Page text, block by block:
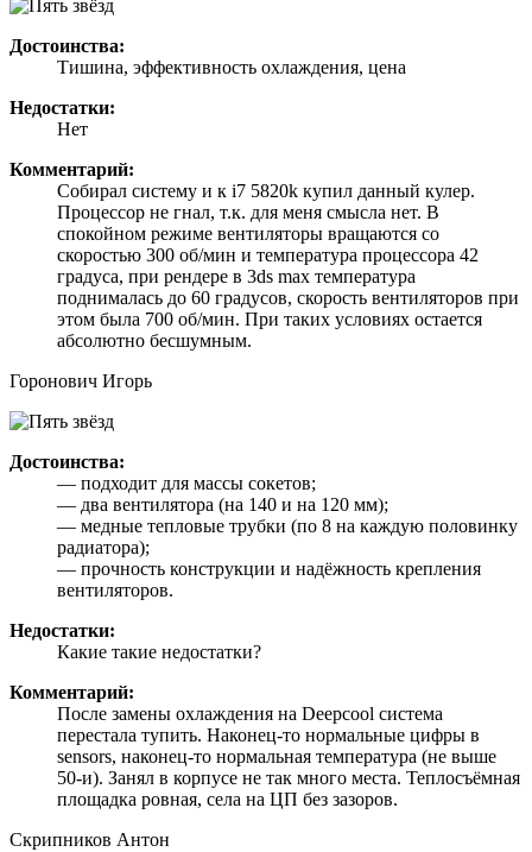
Достоинства:
Тишина, эффективность охлаждения, цена
Недостатки:
Нет
Комментарий:
Собирал систему и к i7 5820k купил данный кулер.
Процессор не гнал, т.к. для меня смысла нет. В
спокойном режиме вентиляторы вращаются со
скоростью 300 об/мин и температура процессора 42
градуса, при рендере в 3ds max температура
поднималась до 60 градусов, скорость вентиляторов при
этом была 700 об/мин. При таких условиях остается
абсолютно бесшумным.
Горонович Игорь
Достоинства:
— подходит для массы сокетов;
— два вентилятора (на 140 и на 120 мм);
— медные тепловые трубки (по 8 на каждую половинку
радиатора);
— прочность конструкции и надёжность крепления
вентиляторов.
Недостатки:
Какие такие недостатки?
Комментарий:
После замены охлаждения на Deepcool система
перестала тупить. Наконец-то нормальные цифры в
sensors, наконец-то нормальная температура (не выше
50-и). Занял в корпусе не так много места. Теплосъёмная
площадка ровная, села на ЦП без зазоров.
Скрипников Антон